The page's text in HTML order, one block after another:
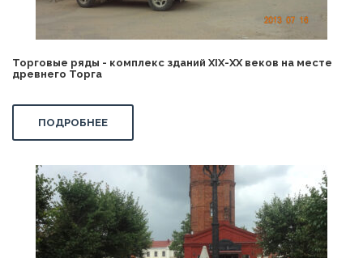
Торговые ряды - комплекс зданий XIX-XX веков на месте
древнего Торга
ПОДРОБНЕЕ